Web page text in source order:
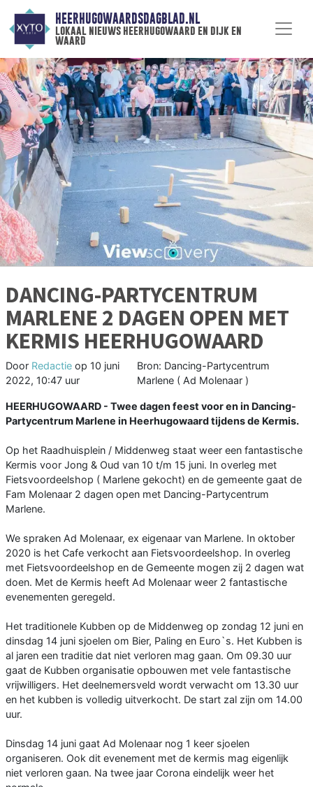
HEERHUGOWAARDSDAGBLAD.NL
lokaal nieuws heerhugowaard en dijk en
waard
DANCING-PARTYCENTRUM
MARLENE 2 DAGEN OPEN MET
KERMIS HEERHUGOWAARD
Door Redactie op 10 juni
2022, 10:47 uur
Bron: Dancing-Partycentrum
Marlene ( Ad Molenaar )
HEERHUGOWAARD - Twee dagen feest voor en in Dancing-
Partycentrum Marlene in Heerhugowaard tijdens de Kermis.
Op het Raadhuisplein / Middenweg staat weer een fantastische
Kermis voor Jong & Oud van 10 t/m 15 juni. In overleg met
Fietsvoordeelshop ( Marlene gekocht) en de gemeente gaat de
Fam Molenaar 2 dagen open met Dancing-Partycentrum
Marlene.
We spraken Ad Molenaar, ex eigenaar van Marlene. In oktober
2020 is het Cafe verkocht aan Fietsvoordeelshop. In overleg
met Fietsvoordeelshop en de Gemeente mogen zij 2 dagen wat
doen. Met de Kermis heeft Ad Molenaar weer 2 fantastische
evenementen geregeld.
Het traditionele Kubben op de Middenweg op zondag 12 juni en
dinsdag 14 juni sjoelen om Bier, Paling en Euro`s. Het Kubben is
al jaren een traditie dat niet verloren mag gaan. Om 09.30 uur
gaat de Kubben organisatie opbouwen met vele fantastische
vrijwilligers. Het deelnemersveld wordt verwacht om 13.30 uur
en het kubben is volledig uitverkocht. De start zal zijn om 14.00
uur.
Dinsdag 14 juni gaat Ad Molenaar nog 1 keer sjoelen
organiseren. Ook dit evenement met de kermis mag eigenlijk
niet verloren gaan. Na twee jaar Corona eindelijk weer het